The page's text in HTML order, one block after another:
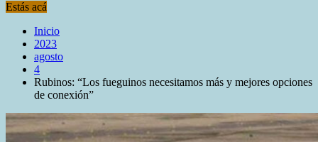
Estás acá
Inicio
2023
agosto
4
Rubinos: “Los fueguinos necesitamos más y mejores opciones
de conexión”